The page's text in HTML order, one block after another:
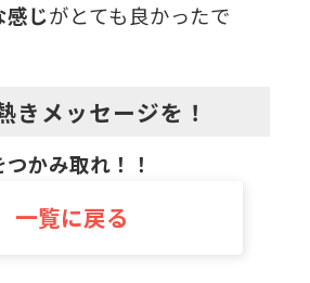
感じがとても良かったで
きメッセージを！
かみ取れ！！
一覧に戻る